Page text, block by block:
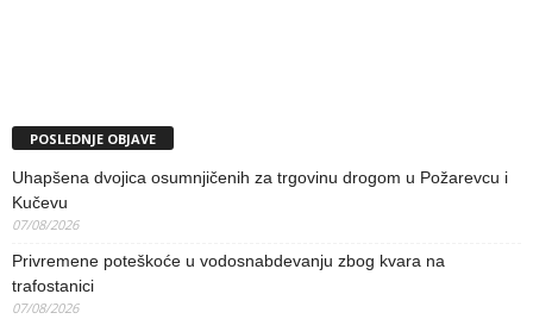
POSLEDNJE OBJAVE
Uhapšena dvojica osumnjičenih za trgovinu drogom u Požarevcu i
Kučevu
07/08/2026
Privremene poteškoće u vodosnabdevanju zbog kvara na
trafostanici
07/08/2026